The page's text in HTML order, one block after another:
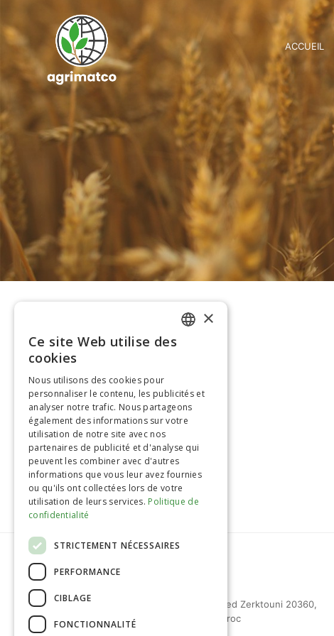
ACCUEIL
>> Retour à la page Produits
27 bd Mohammed Zerktouni 20360,
Casablanca, Maroc
×
Ce site Web utilise des
cookies
Nous utilisons des cookies pour
personnaliser le contenu, les publicités et
analyser notre trafic. Nous partageons
également des informations sur votre
utilisation de notre site avec nos
partenaires de publicité et d'analyse qui
peuvent les combiner avec d'autres
informations que vous leur avez fournies
ou qu'ils ont collectées lors de votre
utilisation de leurs services. Politique de
confidentialité
STRICTEMENT NÉCESSAIRES
PERFORMANCE
CIBLAGE
FONCTIONNALITÉ